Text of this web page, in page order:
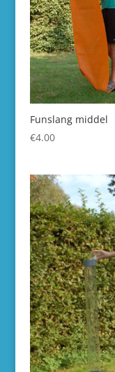
Funslang middel
€4.00